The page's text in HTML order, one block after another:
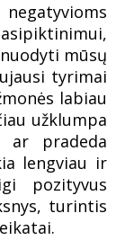
mūsų
tyrimai
labiau
užklumpa
ar pradeda
lengviau ir
pozityvus
turintis